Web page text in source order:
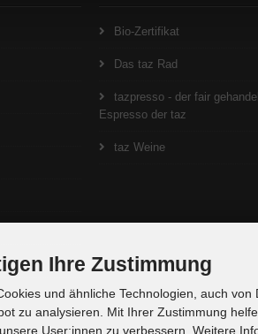
Bio-Zertifikat
Das taz Rad
tazpresso - der fair
Espresso der taz
taz Weine
Ihre Zustimmung
und ähnliche Technologien, auch von
zu analysieren. Mit Ihrer Zustimmung
User:innen zu verbessern. Weitere